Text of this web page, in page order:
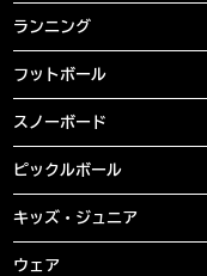
ランニング
フットボール
スノーボード
ピックルボール
キッズ・ジュニア
ウェア